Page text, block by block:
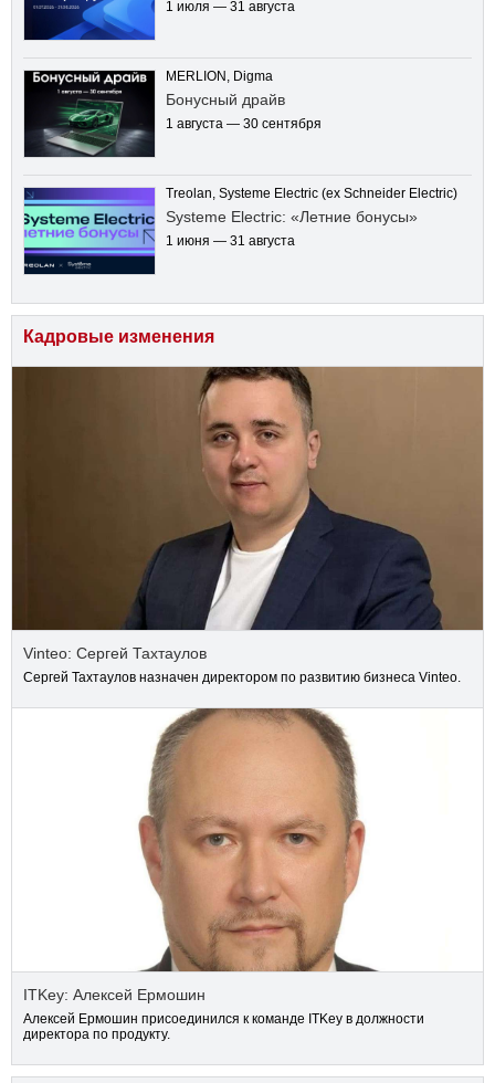
1 июля — 31 августа
MERLION, Digma
Бонусный драйв
1 августа — 30 сентября
Treolan, Systeme Electric (ex Schneider Electric)
Systeme Electric: «Летние бонусы»
1 июня — 31 августа
Кадровые изменения
Vinteo: Сергей Тахтаулов
Сергей Тахтаулов назначен директором по развитию бизнеса Vinteo.
ITKey: Алексей Ермошин
Алексей Ермошин присоединился к команде ITKey в должности
директора по продукту.